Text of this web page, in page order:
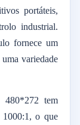
portáteis,
industrial.
fornece um
variedade
tem
1000:1, o que